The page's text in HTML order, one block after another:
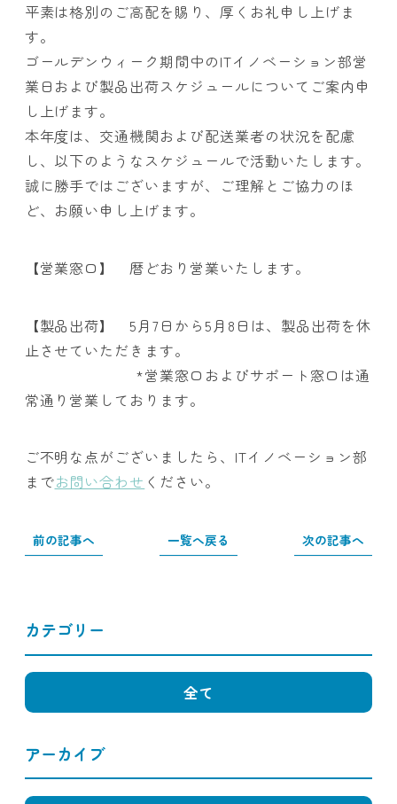
平素は格別のご高配を賜り、厚くお礼申し上げま
す。
ゴールデンウィーク期間中のITイノベーション部営
業日および製品出荷スケジュールについてご案内申
し上げます。
本年度は、交通機関および配送業者の状況を配慮
し、以下のようなスケジュールで活動いたします。
誠に勝手ではございますが、ご理解とご協力のほ
ど、お願い申し上げます。
【営業窓口】 暦どおり営業いたします。
【製品出荷】 5月7日から5月8日は、製品出荷を休
止させていただきます。
*営業窓口およびサポート窓口は通
常通り営業しております。
ご不明な点がございましたら、ITイノベーション部
までお問い合わせ ください。
前の記事へ 一覧へ戻る 次の記事へ
カテゴリー
全て
アーカイブ